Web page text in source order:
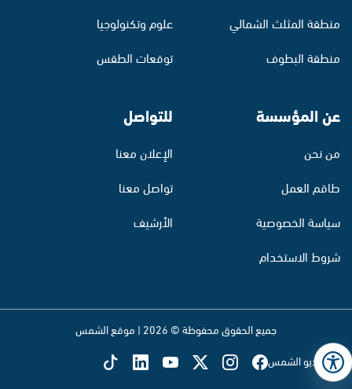
منطقة المثلث الشمالي
منطقة البطوف
علوم وتكنولوجيا
توقعات الطقس
عن المؤسسة
من نحن
طاقم العمل
سياسة الخصوصية
شروط الاستخدام
للتواصل
الإعلان معنا
تواصل معنا
الأرشيف
جميع الحقوق محفوظة © 2026 | موقع الشمس
تابع راديو الشمس